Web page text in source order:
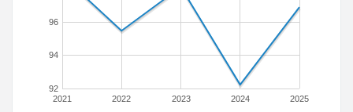
2021 2022 2023 2024 2025
92
94
96